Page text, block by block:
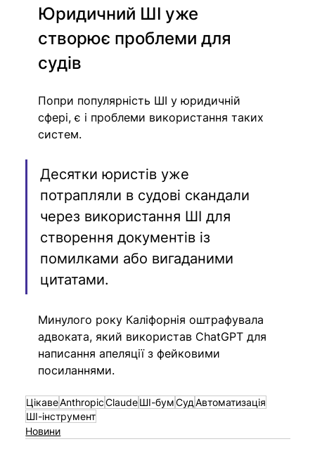
Юридичний ШІ уже
створює проблеми для
судів
Попри популярність ШІ у юридичній
сфері, є і проблеми використання таких
систем.
Десятки юристів уже
потрапляли в судові скандали
через використання ШІ для
створення документів із
помилками або вигаданими
цитатами.
Минулого року Каліфорнія оштрафувала
адвоката, який використав ChatGPT для
написання апеляції з фейковими
посиланнями.
ЦікавеAnthropicClaudeШІ-бумСудАвтоматизація
ШІ-інструмент
Новини